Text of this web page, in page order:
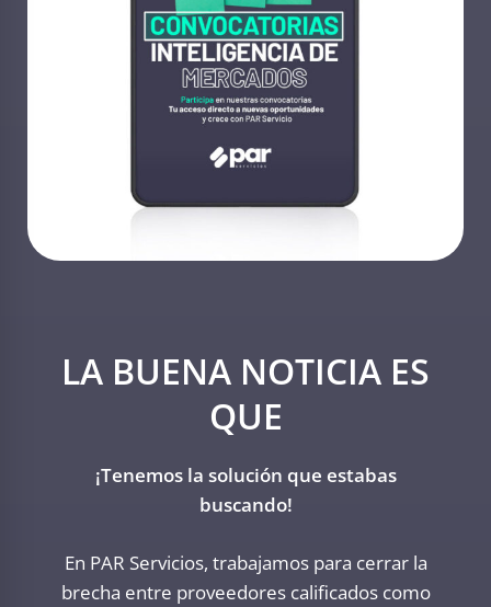
LA BUENA NOTICIA ES
QUE
¡Tenemos la solución que estabas
buscando!
En PAR Servicios, trabajamos para cerrar la
brecha entre proveedores calificados como